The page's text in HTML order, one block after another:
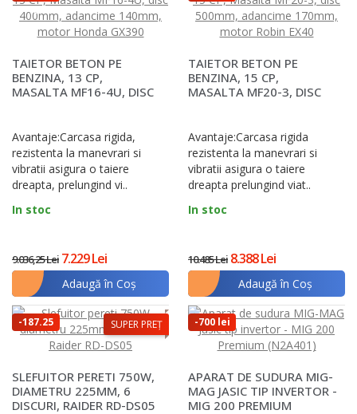
lei
TAIETOR BETON PE
BENZINA, 13 CP,
MASALTA MF16-4U, DISC
Avantaje:Carcasa rigida,
rezistenta la manevrari si
vibratii asigura o taiere
dreapta, prelungind vi..
In stoc
9.036,25 Lei 7.229 Lei
Adaugă în Coş
TAIETOR BETON PE
BENZINA, 15 CP,
MASALTA MF20-3, DISC
Avantaje:Carcasa rigida
rezistenta la manevrari si
vibratii asigura o taiere
dreapta prelungind viat..
In stoc
10.485 Lei 8.388 Lei
Adaugă în Coş
SUPER PREȚ
-187.25
lei
SLEFUITOR PERETI 750W,
DIAMETRU 225MM, 6
DISCURI, RAIDER RD-DS05
-700 lei
APARAT DE SUDURA MIG-
MAG JASIC TIP INVERTOR -
MIG 200 PREMIUM